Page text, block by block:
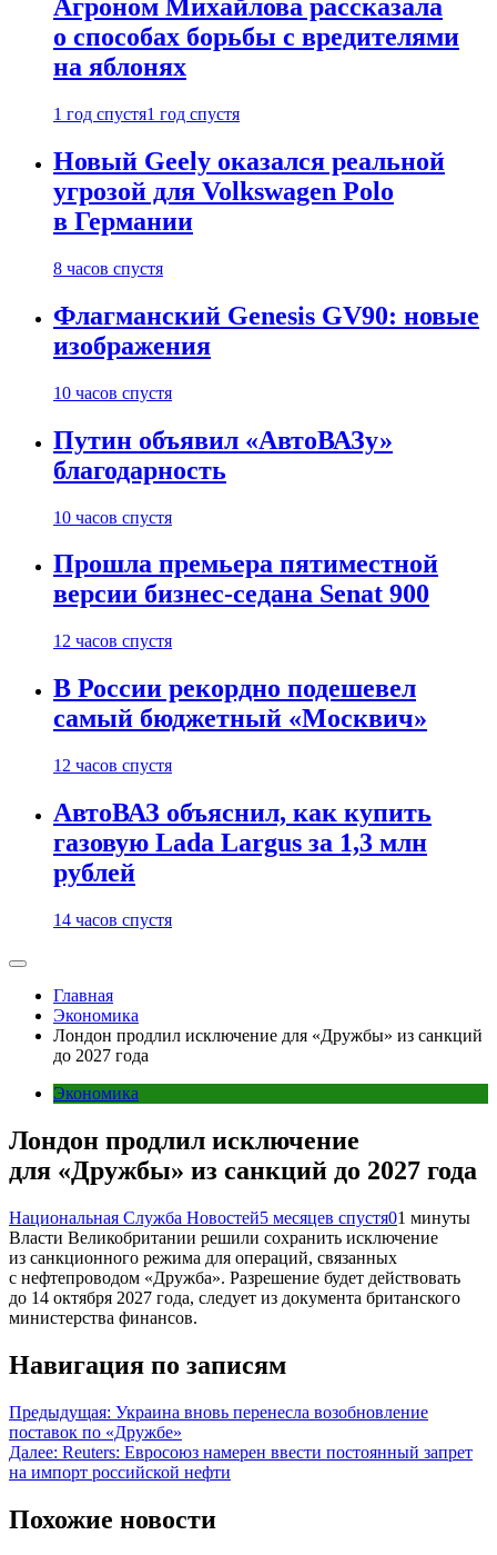
Агроном Михайлова рассказала
о способах борьбы с вредителями
на яблонях
1 год спустя1 год спустя
Новый Geely оказался реальной
угрозой для Volkswagen Polo
в Германии
8 часов спустя
Флагманский Genesis GV90: новые
изображения
10 часов спустя
Путин объявил «АвтоВАЗу»
благодарность
10 часов спустя
Прошла премьера пятиместной
версии бизнес-седана Senat 900
12 часов спустя
В России рекордно подешевел
самый бюджетный «Москвич»
12 часов спустя
АвтоВАЗ объяснил, как купить
газовую Lada Largus за 1,3 млн
рублей
14 часов спустя
Главная
Экономика
Лондон продлил исключение для «Дружбы» из санкций
до 2027 года
Экономика
Лондон продлил исключение
для «Дружбы» из санкций до 2027 года
Национальная Служба Новостей5 месяцев спустя01 минуты
Власти Великобритании решили сохранить исключение
из санкционного режима для операций, связанных
с нефтепроводом «Дружба». Разрешение будет действовать
до 14 октября 2027 года, следует из документа британского
министерства финансов.
Навигация по записям
Предыдущая: Украина вновь перенесла возобновление
поставок по «Дружбе»
Далее: Reuters: Евросоюз намерен ввести постоянный запрет
на импорт российской нефти
Похожие новости